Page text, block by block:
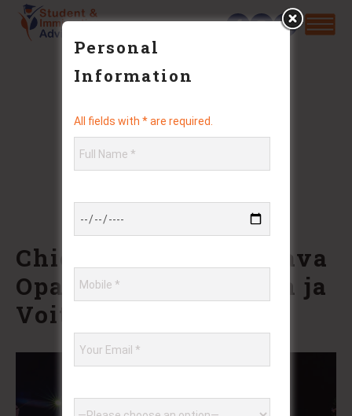
Chicken Road 2: Kattava
Opas Pelin Hallintaan ja
Voittomenetelmiin
Personal
Information
All fields with * are required.